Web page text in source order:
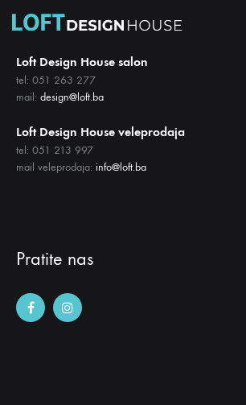
Loft Design House salon
tel: 051 263 277
mail: design@loft.ba
Loft Design House veleprodaja
tel: 051 213 997
mail veleprodaja: info@loft.ba
Pratite nas